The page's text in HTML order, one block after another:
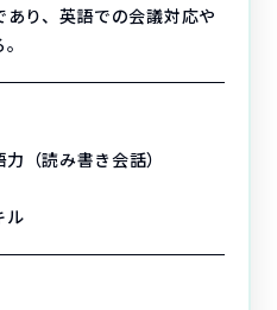
り、英語での会議対応や
（読み書き会話）
ル